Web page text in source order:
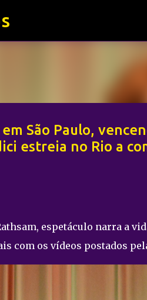
São Paulo,
estreia no Rio a
espetáculo narra a
com os vídeos postados